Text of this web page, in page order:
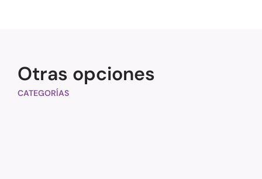
Otras opciones
CATEGORÍAS